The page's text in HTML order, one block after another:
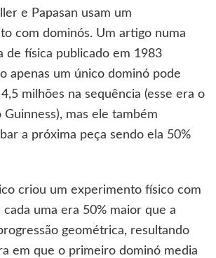
e Papasan usam um
com dominós. Um artigo numa
de física publicado em 1983
apenas um único dominó pode
milhões na sequência (esse era o
mas ele também
a próxima peça sendo ela 50%
criou um experimento físico com
uma era 50% maior que a
geométrica, resultando
em que o primeiro dominó media